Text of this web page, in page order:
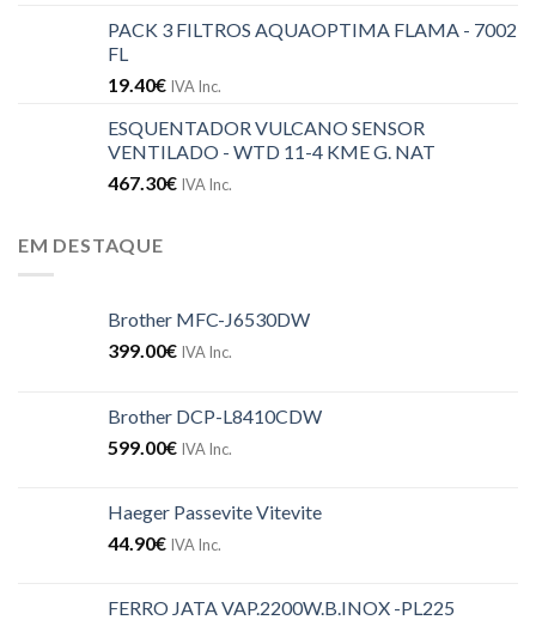
PACK 3 FILTROS AQUAOPTIMA FLAMA - 7002
FL
19.40€ IVA Inc.
ESQUENTADOR VULCANO SENSOR
VENTILADO - WTD 11-4 KME G. NAT
467.30€ IVA Inc.
EM DESTAQUE
Brother MFC-J6530DW
399.00€ IVA Inc.
Brother DCP-L8410CDW
599.00€ IVA Inc.
Haeger Passevite Vitevite
44.90€ IVA Inc.
FERRO JATA VAP.2200W.B.INOX -PL225